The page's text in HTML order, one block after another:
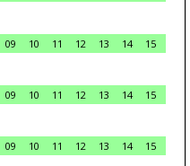
09 10 11 12 13 14
15
09 10 11 12 13 14
15
09 10 11 12 13 14
15